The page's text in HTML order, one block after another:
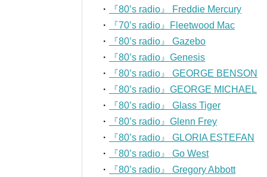
・
『80’s radio』 Freddie Mercury
・
『70’s radio』Fleetwood Mac
・
『80’s radio』 Gazebo
・
『80’s radio』Genesis
・
『80’s radio』 GEORGE BENSON
・
『80’s radio』GEORGE MICHAEL
・
『80’s radio』 Glass Tiger
・
『80’s radio』Glenn Frey
・
『80’s radio』 GLORIA ESTEFAN
・
『80’s radio』 Go West
・
『80’s radio』 Gregory Abbott